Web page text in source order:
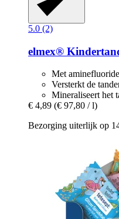
5.0 (2)
elmex®
Met aminefluoride
Versterkt de
Mineraliseert het
€ 4,89 (€ 97,80 / l)
Bezorging uiterlijk op